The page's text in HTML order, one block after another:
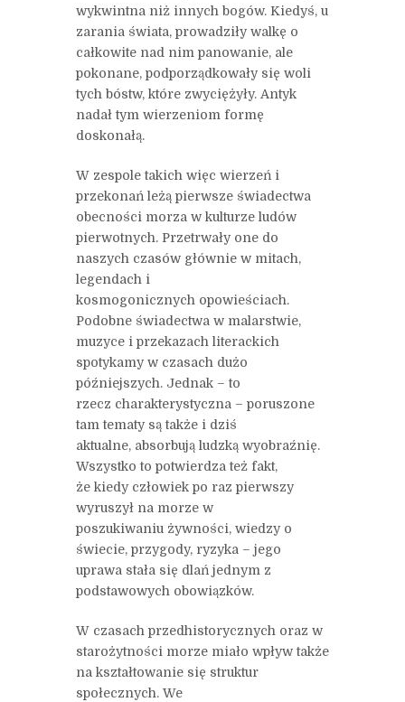
wykwintna niż innych bogów. Kiedyś, u
zarania świata, prowadziły walkę o
całkowite nad nim panowanie, ale
pokonane, podporządkowały się woli
tych bóstw, które zwyciężyły. Antyk
nadał tym wierzeniom formę
doskonałą.
W zespole takich więc wierzeń i
przekonań leżą pierwsze świadectwa
obecności morza w kulturze ludów
pierwotnych. Przetrwały one do
naszych czasów głównie w mitach,
legendach i
kosmogonicznych opowieściach.
Podobne świadectwa w malarstwie,
muzyce i przekazach literackich
spotykamy w czasach dużo
późniejszych. Jednak – to
rzecz charakterystyczna – poruszone
tam tematy są także i dziś
aktualne, absorbują ludzką wyobraźnię.
Wszystko to potwierdza też fakt,
że kiedy człowiek po raz pierwszy
wyruszył na morze w
poszukiwaniu żywności, wiedzy o
świecie, przygody, ryzyka – jego
uprawa stała się dlań jednym z
podstawowych obowiązków.
W czasach przedhistorycznych oraz w
starożytności morze miało wpływ także
na kształtowanie się struktur
społecznych. We